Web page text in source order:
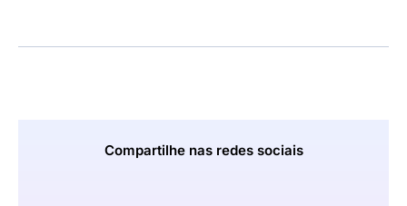
Compartilhe nas redes sociais